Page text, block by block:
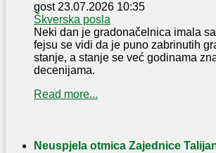
gost 23.07.2026 10:35
Škverska posla
Neki dan je gradonačelnica imala
fejsu se vidi da je puno zabrinutih
stanje, a stanje se već godinama
decenijama.
Read more...
Neuspjela otmica Zajednice